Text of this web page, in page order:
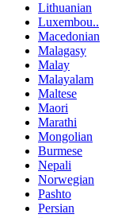
Lithuanian
Luxembou..
Macedonian
Malagasy
Malay
Malayalam
Maltese
Maori
Marathi
Mongolian
Burmese
Nepali
Norwegian
Pashto
Persian